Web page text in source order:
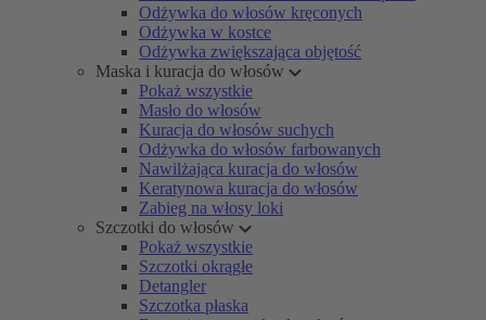
Odżywka do włosów kręconych
Odżywka w kostce
Odżywka zwiększająca objętość
Maska i kuracja do włosów
Pokaż wszystkie
Masło do włosów
Kuracja do włosów suchych
Odżywka do włosów farbowanych
Nawilżająca kuracja do włosów
Keratynowa kuracja do włosów
Zabieg na włosy loki
Szczotki do włosów
Pokaż wszystkie
Szczotki okrągłe
Detangler
Szczotka płaska